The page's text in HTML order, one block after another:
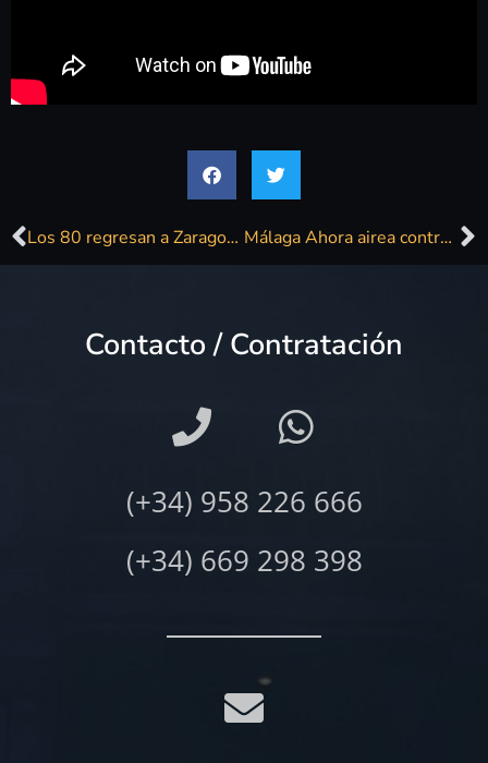
Los 80 regresan a Zaragoza durante las fiestas del Pilar Málaga Ahora airea contratos millonarios en exclusividad a una única empresa
Contacto / Contratación
(+34) 958 226 666
(+34) 669 298 398